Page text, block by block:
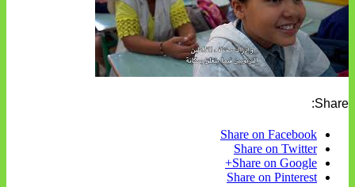
Share:
Share on Facebook
Share on Twitter
Share on Google+
Share on Pinterest